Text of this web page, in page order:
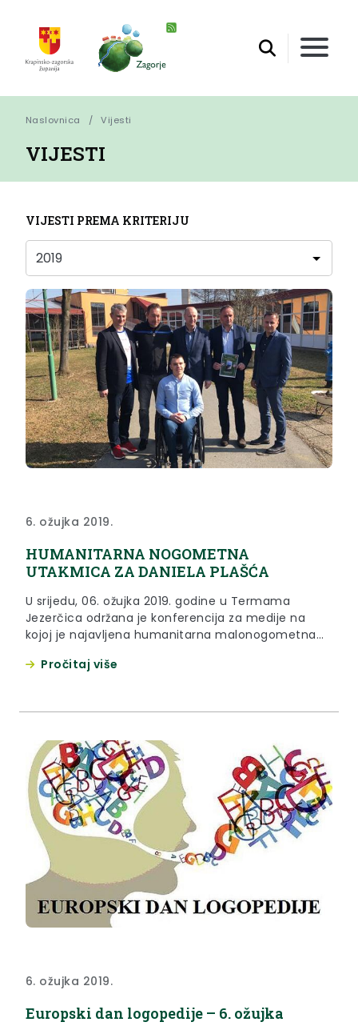
Naslovnica Vijesti
VIJESTI
VIJESTI PREMA KRITERIJU
6. ožujka 2019.
HUMANITARNA NOGOMETNA
UTAKMICA ZA DANIELA PLAŠĆA
U srijedu, 06. ožujka 2019. godine u Termama
Jezerčica održana je konferencija za medije na
kojoj je najavljena humanitarna malonogometna
Pročitaj više
6. ožujka 2019.
Europski dan logopedije – 6. ožujka